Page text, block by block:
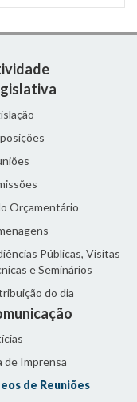
Orçamentário
Públicas, Visitas
e Seminários
do dia
de Imprensa
de Reuniões